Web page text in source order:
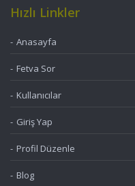
Hızlı Linkler
Anasayfa
Fetva Sor
Kullanıcılar
Giriş Yap
Profil Düzenle
Blog